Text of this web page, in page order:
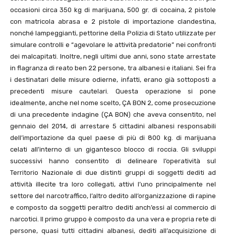
occasioni circa 350 kg di marijuana, 500 gr. di cocaina, 2 pistole
con matricola abrasa e 2 pistole di importazione clandestina,
nonché lampeggianti, pettorine della Polizia di Stato utilizzate per
simulare controlli e “agevolare le attività predatorie” nei confronti
dei malcapitati. Inoltre, negli ultimi due anni, sono state arrestate
in flagranza di reato ben 22 persone, tra albanesi e italiani. Sei fra
i destinatari delle misure odierne, infatti, erano già sottoposti a
precedenti misure cautelari. Questa operazione si pone
idealmente, anche nel nome scelto, ÇA BON 2, come prosecuzione
di una precedente indagine (ÇA BON) che aveva consentito, nel
gennaio del 2014, di arrestare 5 cittadini albanesi responsabili
dell’importazione da quel paese di più di 800 kg. di marijuana
celati all’interno di un gigantesco blocco di roccia. Gli sviluppi
successivi hanno consentito di delineare l’operatività sul
Territorio Nazionale di due distinti gruppi di soggetti dediti ad
attività illecite tra loro collegati, attivi l’uno principalmente nel
settore del narcotraffico, l’altro dedito all’organizzazione di rapine
e composto da soggetti peraltro dediti anch’essi al commercio di
narcotici. Il primo gruppo è composto da una vera e propria rete di
persone, quasi tutti cittadini albanesi, dediti all’acquisizione di